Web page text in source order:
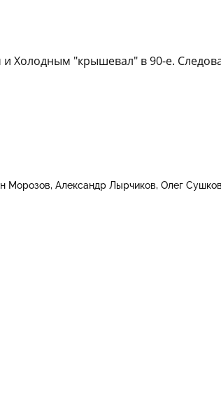
"крышевал" в 90-е.
Морозов Александр Лырчиков Олег Сушков